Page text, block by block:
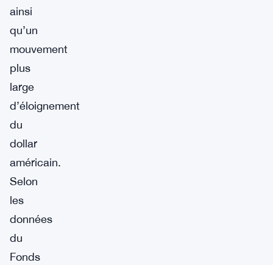
ainsi
qu’un
mouvement
plus
large
d’éloignement
du
dollar
américain.
Selon
les
données
du
Fonds